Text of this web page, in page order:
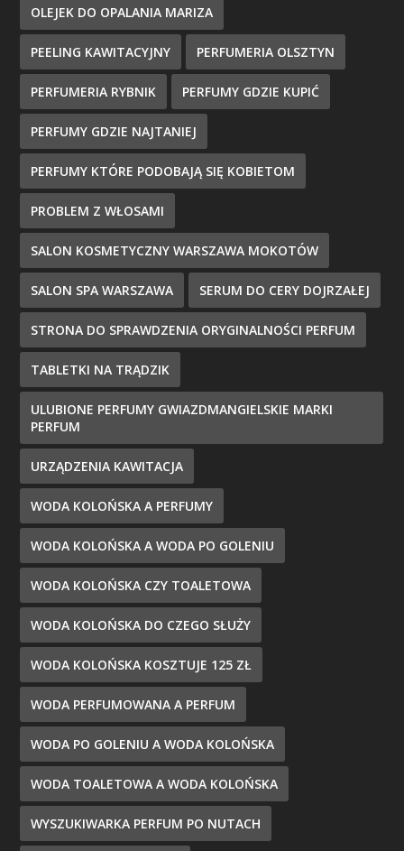
OLEJEK DO OPALANIA MARIZA
PEELING KAWITACYJNY PERFUMERIA OLSZTYN
PERFUMERIA RYBNIK PERFUMY GDZIE KUPIĆ
PERFUMY GDZIE NAJTANIEJ
PERFUMY KTÓRE PODOBAJĄ SIĘ KOBIETOM
PROBLEM Z WŁOSAMI
SALON KOSMETYCZNY WARSZAWA MOKOTÓW
SALON SPA WARSZAWA SERUM DO CERY DOJRZAŁEJ
STRONA DO SPRAWDZENIA ORYGINALNOŚCI PERFUM
TABLETKI NA TRĄDZIK
ULUBIONE PERFUMY GWIAZDMANGIELSKIE MARKI
PERFUM
URZĄDZENIA KAWITACJA
WODA KOLOŃSKA A PERFUMY
WODA KOLOŃSKA A WODA PO GOLENIU
WODA KOLOŃSKA CZY TOALETOWA
WODA KOLOŃSKA DO CZEGO SŁUŻY
WODA KOLOŃSKA KOSZTUJE 125 ZŁ
WODA PERFUMOWANA A PERFUM
WODA PO GOLENIU A WODA KOLOŃSKA
WODA TOALETOWA A WODA KOLOŃSKA
WYSZUKIWARKA PERFUM PO NUTACH